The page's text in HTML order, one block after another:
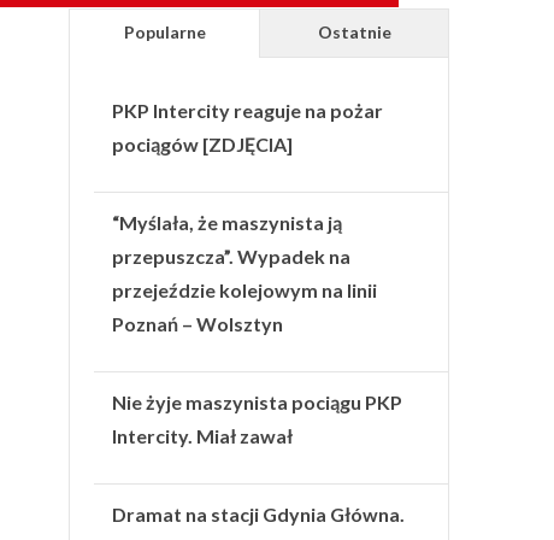
Popularne Ostatnie
PKP Intercity reaguje na pożar
pociągów [ZDJĘCIA]
“Myślała, że maszynista ją
przepuszcza”. Wypadek na
przejeździe kolejowym na linii
Poznań – Wolsztyn
Nie żyje maszynista pociągu PKP
Intercity. Miał zawał
Dramat na stacji Gdynia Główna.